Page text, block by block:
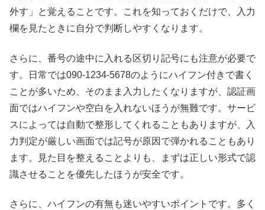
外す」と覚えることです。これを知っておくだけで、入力
欄を見たときに自分で判断しやすくなります。
さらに、番号の途中に入れる区切り記号にも注意が必要で
す。日常では090-1234-5678のようにハイフン付きで書く
ことが多いため、そのまま入力したくなりますが、認証画
面ではハイフンや空白を入れないほうが無難です。サービ
スによっては自動で整形してくれることもありますが、入
力判定が厳しい画面では記号が原因で弾かれることもあり
ます。見た目を整えることよりも、まずは正しい形式で認
識させることを優先したほうが安全です。
さらに、ハイフンの有無も迷いやすいポイントです。多く